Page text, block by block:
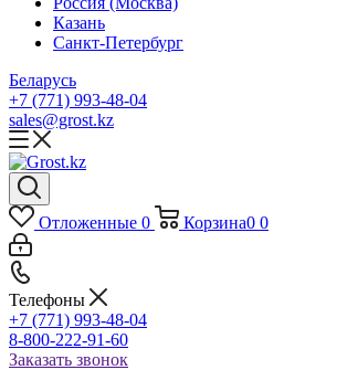
Казань
Санкт-Петербург
Беларусь
+7 (771) 993-48-04
sales@grost.kz
Отложенные 0 Корзина0 0
Телефоны
+7 (771) 993-48-04
8-800-222-91-60
Заказать звонок